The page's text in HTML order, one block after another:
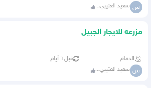
س سعيد العتيبي...
مزرعه للايجار الجبيل
الدمام قبل ٦ أيام
س سعيد العتيبي...